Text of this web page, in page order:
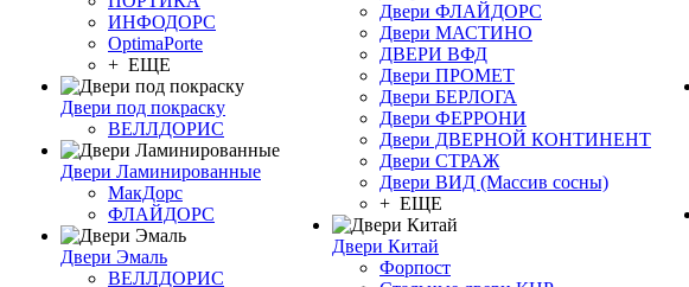
ИНФОДОРС
OptimaPorte
+ ЕЩЕ
Двери под покраску
ВЕЛЛДОРИС
Двери Ламинированные
МакДорс
ФЛАЙДОРС
Двери Эмаль
ВЕЛЛДОРИС
Двери ФЛАЙДОРС
Двери МАСТИНО
ДВЕРИ ВФД
Двери ПРОМЕТ
Двери БЕРЛОГА
Двери ФЕРРОНИ
Двери ДВЕРНОЙ КОНТИНЕНТ
Двери СТРАЖ
Двери ВИД (Массив сосны)
+ ЕЩЕ
Двери Китай
Форпост